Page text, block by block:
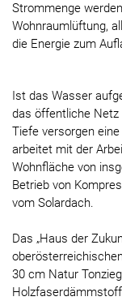
Strommenge
Wohnraumlüftung,
die Energie zum
Ist das Wasser
das öffentliche Netz
Tiefe versorgen
arbeitet mit der
Wohnfläche von
Betrieb von
vom Solardach.
Das „Haus der
30 cm Natur